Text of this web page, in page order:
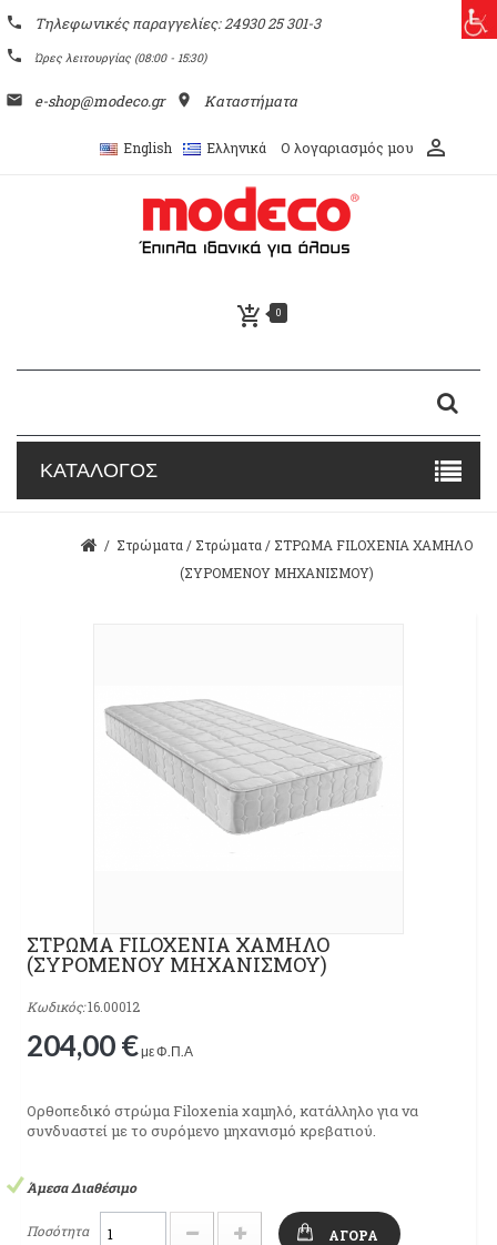
phone Τηλεφωνικές παραγγελίες: 24930 25 301-3
phone Ώρες λειτουργίας (08:00 - 15:30)
email e-shop@modeco.gr place Καταστήματα
English Ελληνικά Ο λογαριασμός μου perm_identity
add_shopping_cart 0
ΚΑΤΑΛΟΓΟΣ
/ Στρώματα / Στρώματα / ΣΤΡΩΜΑ FILOXENIA ΧΑΜΗΛΟ
(ΣΥΡΟΜΕΝΟΥ ΜΗΧΑΝΙΣΜΟΥ)
ΣΤΡΩΜΑ FILOXENIA ΧΑΜΗΛΟ
(ΣΥΡΟΜΕΝΟΥ ΜΗΧΑΝΙΣΜΟΥ)
Κωδικός:16.00012
204,00 €με Φ.Π.Α
Ορθοπεδικό στρώμα Filoxenia χαμηλό, κατάλληλο για να
συνδυαστεί με το συρόμενο μηχανισμό κρεβατιού.
Άμεσα Διαθέσιμο
Ποσότητα ΑΓΟΡΆ